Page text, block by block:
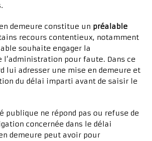
demeure constitue un préalable
recours contentieux, notamment
souhaite engager la
l’administration pour faute. Dans ce
lui adresser une mise en demeure et
du délai imparti avant de saisir le
publique ne répond pas ou refuse de
concernée dans le délai
demeure peut avoir pour